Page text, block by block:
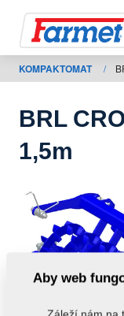
Zpět
na
shop
Moje
stroje
stažení
KOMPAKTOMAT /
BRL
1,5m
Aby web